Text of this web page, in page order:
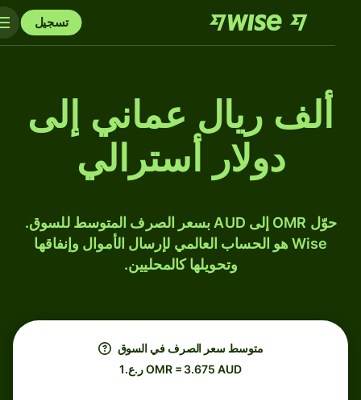
تسجيل
ألف ريال عماني إلى
دولار أسترالي
حوّل OMR إلى AUD بسعر الصرف المتوسط للسوق.
Wise هو الحساب العالمي لإرسال الأموال وإنفاقها
وتحويلها كالمحليين.
متوسط ​​سعر الصرف في السوق
ر.ع.1 OMR = 3.675 AUD